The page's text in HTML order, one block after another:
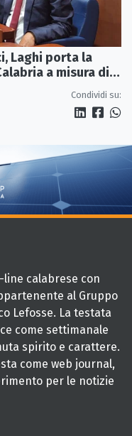
Laghi porta la
a misura di
Condividi su:
calabrese con
al Gruppo
Lefosse. La testata
come settimanale
spirito e carattere.
come web journal,
per le notizie